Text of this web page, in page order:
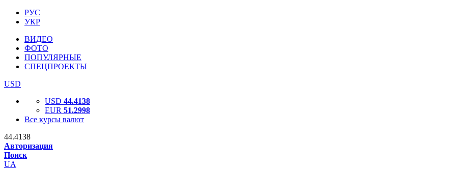
РУС
УКР
ВИДЕО
ФОТО
ПОПУЛЯРНЫЕ
СПЕЦПРОЕКТЫ
USD
USD 44.4138
EUR 51.2998
Все курсы валют
44.4138
Авторизация
Поиск
UA